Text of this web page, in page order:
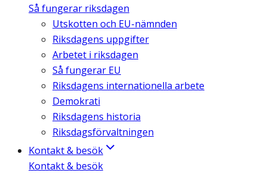
Så fungerar riksdagen
Utskotten och EU-nämnden
Riksdagens uppgifter
Arbetet i riksdagen
Så fungerar EU
Riksdagens internationella arbete
Demokrati
Riksdagens historia
Riksdagsförvaltningen
Kontakt & besök
Kontakt & besök